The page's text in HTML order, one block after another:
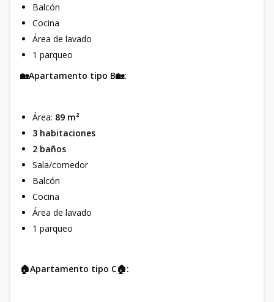
Balcón
Cocina
Área de lavado
1 parqueo
🏡Apartamento tipo B🏡:
Área: 89 m²
3 habitaciones
2 baños
Sala/comedor
Balcón
Cocina
Área de lavado
1 parqueo
🏠Apartamento tipo C🏠: